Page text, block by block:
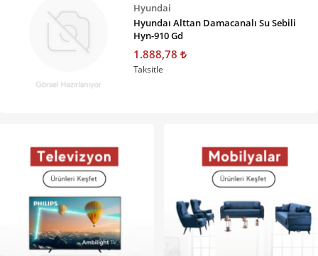
Hyundai
Hyundaı Alttan Damacanalı Su Sebili
Hyn-910 Gd
1.888,78
Taksitle